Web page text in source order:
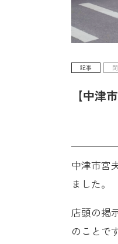
記事
【中津
中津市宮
ました。
店頭の掲
のことで